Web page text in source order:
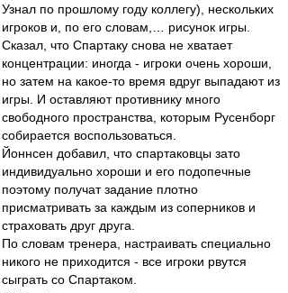
Узнал по прошлому году коллегу), нескольких
игроков и, по его словам,… рисунок игры.
Сказал, что Спартаку снова не хватает
концентрации: иногда - игроки очень хороши,
но затем на какое-то время вдруг выпадают из
игры. И оставляют противнику много
свободного пространства, которым Русенборг
собирается воспользоваться.
Йоннсен добавил, что спартаковцы зато
индивидуально хороши и его подопечные
поэтому получат задание плотно
присматривать за каждым из соперников и
страховать друг друга.
По словам тренера, настраивать специально
никого не приходится - все игроки рвутся
сыграть со Спартаком.